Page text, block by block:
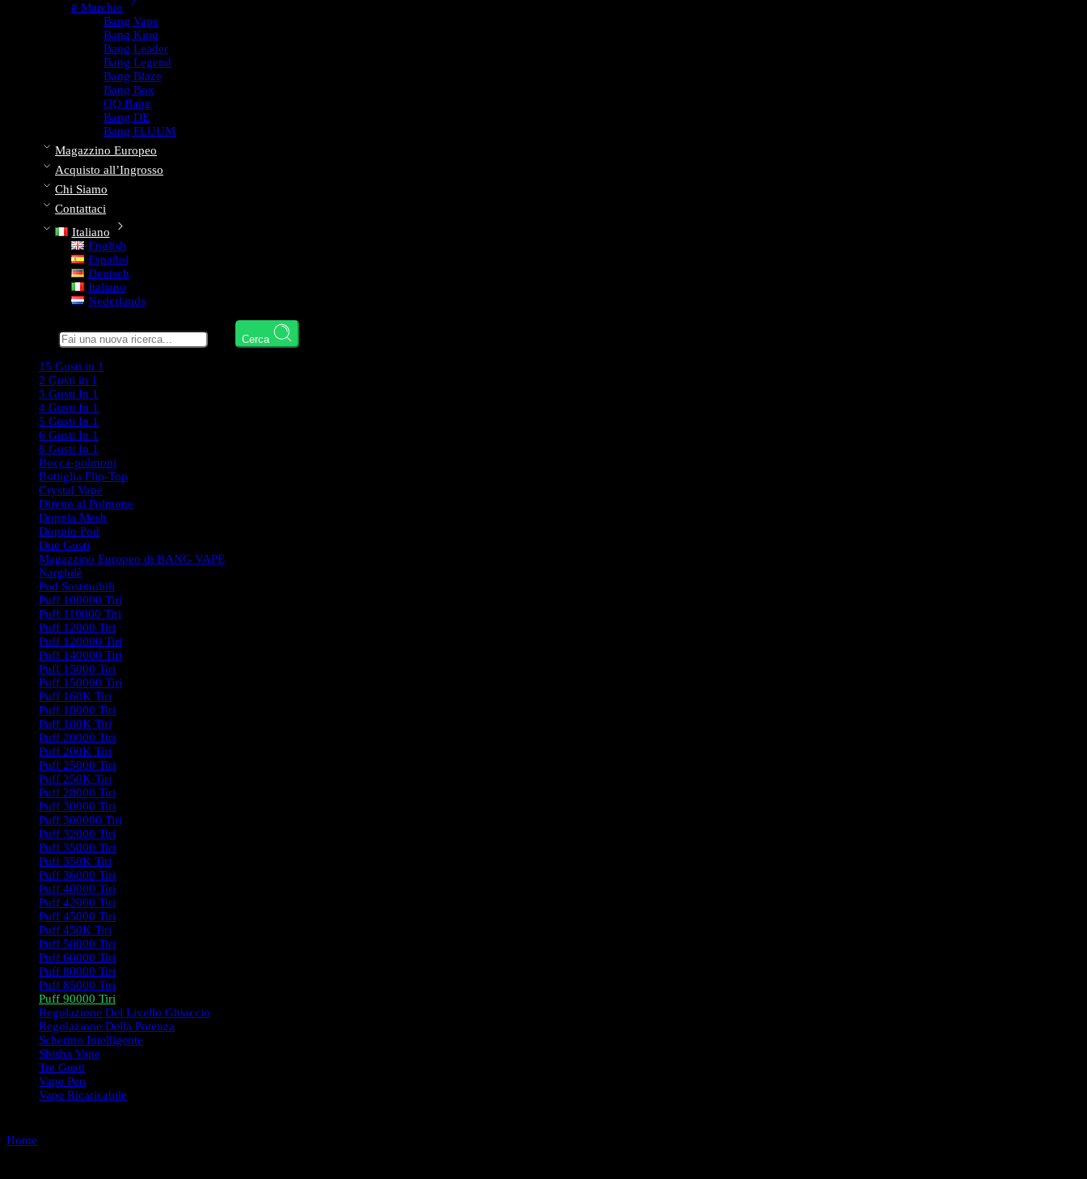
# Marchio
Bang Vape
Bang King
Bang Leader
Bang Legend
Bang Blaze
Bang Box
QQ Bang
Bang DE
Bang FLUUM
Magazzino Europeo
Acquisto all’Ingrosso
Chi Siamo
Contattaci
Italiano
English
Español
Deutsch
Italiano
Nederlands
Cerca
15 Gusti in 1
2 Gusti in 1
3 Gusti In 1
4 Gusti In 1
5 Gusti In 1
6 Gusti In 1
8 Gusti In 1
Bocca-polmoni
Bottiglia Flip-Top
Crystal Vape
Diretto al Polmone
Doppia Mesh
Doppio Pod
Due Gusti
Magazzino Europeo di BANG VAPE
Narghilè
Pod Sostituibili
Puff 100000 Tiri
Puff 110000 Tiri
Puff 12000 Tiri
Puff 120000 Tiri
Puff 140000 Tiri
Puff 15000 Tiri
Puff 150000 Tiri
Puff 160K Tiri
Puff 18000 Tiri
Puff 180K Tiri
Puff 20000 Tiri
Puff 200K Tiri
Puff 25000 Tiri
Puff 250K Tiri
Puff 28000 Tiri
Puff 30000 Tiri
Puff 300000 Tiri
Puff 32000 Tiri
Puff 35000 Tiri
Puff 350K Tiri
Puff 36000 Tiri
Puff 40000 Tiri
Puff 42000 Tiri
Puff 45000 Tiri
Puff 450K Tiri
Puff 50000 Tiri
Puff 60000 Tiri
Puff 80000 Tiri
Puff 85000 Tiri
Puff 90000 Tiri
Regolazione Del Livello Ghiaccio
Regolazione Della Potenza
Schermo Intelligente
Shisha Vape
Tre Gusti
Vape Pen
Vape Ricaricabile
Home